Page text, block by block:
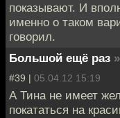
показывают. И
именно о таком
говорил.
Большой ещё раз »
#39 | 05.04.12 15:19
А Тина не имеет
покататься на